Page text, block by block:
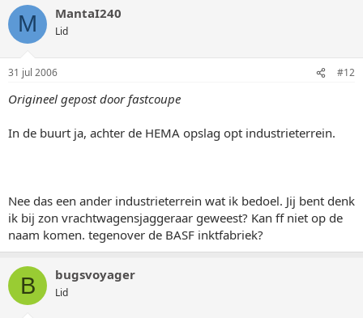
M MantaI240
Lid
31 jul 2006 #12
Origineel gepost door fastcoupe
In de buurt ja, achter de HEMA opslag opt industrieterrein.
Nee das een ander industrieterrein wat ik bedoel. Jij bent denk
ik bij zon vrachtwagensjaggeraar geweest? Kan ff niet op de
naam komen. tegenover de BASF inktfabriek?
B bugsvoyager
Lid